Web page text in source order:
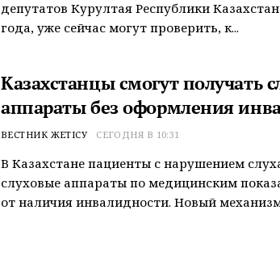
депутатов Курултая Республики Казахстан
года, уже сейчас могут проверить, к...
Казахстанцы смогут получать
аппараты без оформления
ВЕСТНИК ЖЕТІСУ СЕГОДНЯ В 10:31
В Казахстане пациенты с нарушением
слуховые аппараты по медицинским
от наличия инвалидности. Новый механизм